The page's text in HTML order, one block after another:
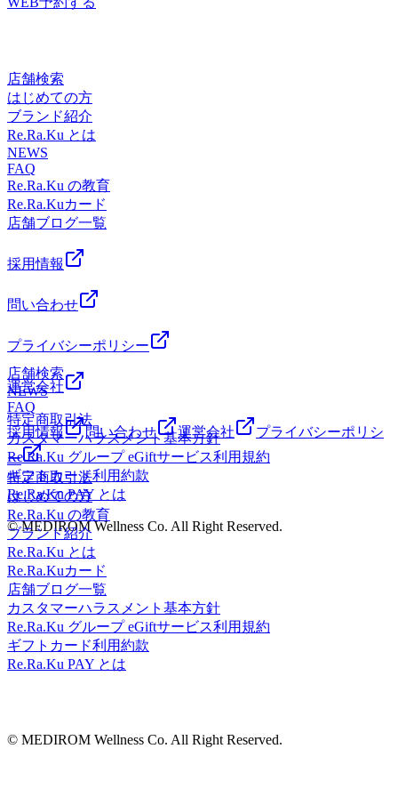
トレッチ®Re.Ra.Kuイオンモール木更津店〒292-0835 千葉
は、ぜひお気軽にご相談くださいね✨お一人おひとりの体調
に合わせた施術で、心も体もスッキリしていただけるよう、
丁寧に対応させていただきます。スタッフ一同、皆さまのご
来店を心よりお待ちしております☺️
肩甲骨ストレッチで首、肩、腰の疲れをラクに~ウィングス
38-4530オンライン予約は24時間受付可能「ちょっと疲れが
抜けないな…」「このだるさ、何とかしたい！」そんな時
は、ぜひお気軽にご相談くださいね✨お一人おひとりの体調
に合わせた施術で、心も体もスッキリしていただけるよう、
丁寧に対応させていただきます。スタッフ一同、皆さまのご
来店を心よりお待ちしております☺️
県木更津市築地1－4 イオンモール木更津２FTEL 0438-
は、ぜひお気軽にご相談くださいね✨お一人おひとりの体調
に合わせた施術で、心も体もスッキリしていただけるよう、
丁寧に対応させていただきます。スタッフ一同、皆さまのご
来店を心よりお待ちしております☺️
肩甲骨ストレッチで首、肩、腰の疲れをラクに~ウィングス
トレッチ®Re.Ra.Kuイオンモール木更津店〒292-0835 千葉
県木更津市築地1－4 イオンモール木更津２FTEL 0438-
38-4530オンライン予約は24時間受付可能「ちょっと疲れが
抜けないな…」「このだるさ、何とかしたい！」そんな時
は、ぜひお気軽にご相談くださいね✨お一人おひとりの体調
に合わせた施術で、心も体もスッキリしていただけるよう、
丁寧に対応させていただきます。スタッフ一同、皆さまのご
来店を心よりお待ちしております☺️
状態をキープしやすくなります。せっかくならこの機会に、
∀・
38-4530オンライン予約は24時間受付可能「ちょっと疲れが
抜けないな…」「このだるさ、何とかしたい！」そんな時
は、ぜひお気軽にご相談くださいね✨お一人おひとりの体調
に合わせた施術で、心も体もスッキリしていただけるよう、
丁寧に対応させていただきます。スタッフ一同、皆さまのご
来店を心よりお待ちしております☺️
ぜひお身体を整えてみませんか？本日まだ空きがございま
す。お早めのご予約、お待ちしております(^-^)本日 【4月21
日（火）の空き状況】▶ 今すぐ ～ 21：
00――――――――――――――――皆さまのご来店を、ス
タッフ一同心よりお待ちしております🌿※数に限りがござい
ますので、ご予約はお早めに(・
∀・
肩甲骨ストレッチで首、肩、腰の疲れをラクに~ウィングス
トレッチ®Re.Ra.Kuイオンモール木更津店〒292-0835 千葉
38-4530オンライン予約は24時間受付可能「ちょっと疲れが
は、ぜひお気軽にご相談くださいね✨お一人おひとりの体調
丁寧に対応させていただきます。スタッフ一同、皆さまのご
来店を心よりお待ちしております☺️
店舗検索
はじめての方
ブランド紹介
Re.Ra.Ku とは
NEWS
FAQ
Re.Ra.Ku の教育
Re.Ra.Kuカード
店舗ブログ一覧
採用情報
問い合わせ
プライバシーポリシー
運営会社
特定商取引法
カスタマーハラスメント基本方針
Re.Ra.Ku グループ eGiftサービス利用規約
ギフトカード利用約款
Re.Ra.Ku PAY とは
© MEDIROM Wellness Co. All Right Reserved.
店舗検索
NEWS
FAQ
採用情報
問い合わせ 運営会社
プライバシーポリシ
ー
特定商取引法
はじめての方
Re.Ra.Ku の教育
ブランド紹介
Re.Ra.Ku とは
Re.Ra.Kuカード
店舗ブログ一覧
カスタマーハラスメント基本方針
Re.Ra.Ku グループ eGiftサービス利用規約
ギフトカード利用約款
Re.Ra.Ku PAY とは
© MEDIROM Wellness Co. All Right Reserved.